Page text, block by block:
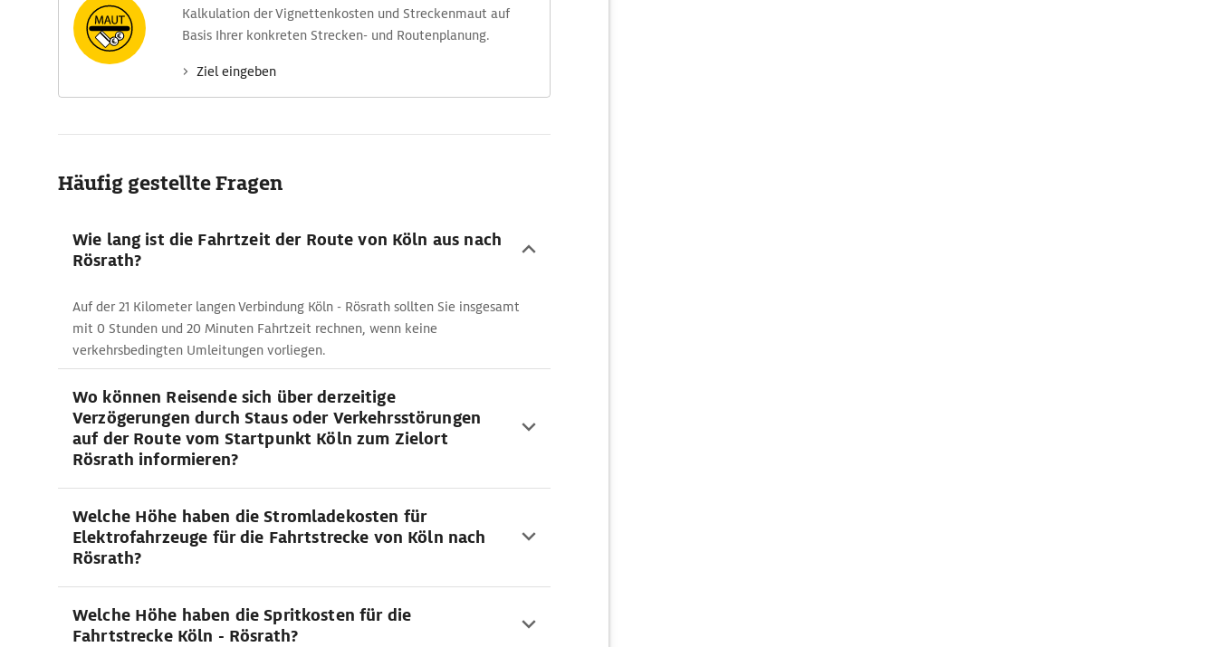
Kalkulation der Vignettenkosten und Streckenmaut auf
Basis Ihrer konkreten Strecken- und Routenplanung.
Ziel eingeben
Häufig gestellte Fragen
Wie lang ist die Fahrtzeit der Route von Köln aus nach
Rösrath?
Auf der 21 Kilometer langen Verbindung Köln - Rösrath sollten Sie insgesamt
mit 0 Stunden und 20 Minuten Fahrtzeit rechnen, wenn keine
verkehrsbedingten Umleitungen vorliegen.
Wo können Reisende sich über derzeitige
Verzögerungen durch Staus oder Verkehrsstörungen
auf der Route vom Startpunkt Köln zum Zielort
Rösrath informieren?
Welche Höhe haben die Stromladekosten für
Elektrofahrzeuge für die Fahrtstrecke von Köln nach
Rösrath?
Welche Höhe haben die Spritkosten für die
Fahrtstrecke Köln - Rösrath?